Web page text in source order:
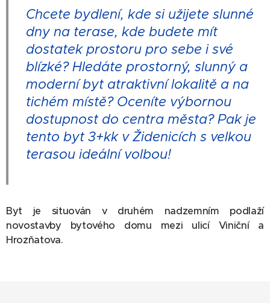
Chcete bydlení, kde si užijete slunné
dny na terase, kde budete mít
dostatek prostoru pro sebe i své
blízké? Hledáte prostorný, slunný a
moderní byt atraktivní lokalitě a na
tichém místě? Oceníte výbornou
dostupnost do centra města? Pak je
tento byt 3+kk v Židenicích s velkou
terasou ideální volbou!
Byt je situován v druhém nadzemním podlaží
novostavby bytového domu mezi ulicí Viniční a
Hrozňatova.